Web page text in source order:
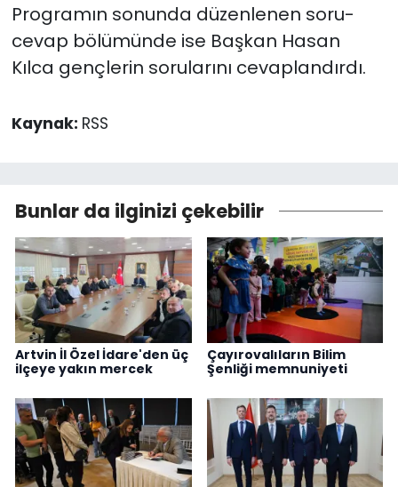
Programın sonunda düzenlenen soru-
cevap bölümünde ise Başkan Hasan
Kılca gençlerin sorularını cevaplandırdı.
Kaynak: RSS
Bunlar da ilginizi çekebilir
Artvin İl Özel İdare'den üç
ilçeye yakın mercek
Çayırovalıların Bilim
Şenliği memnuniyeti